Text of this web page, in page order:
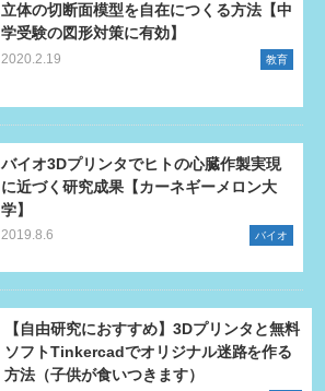
立体の切断面模型を自在につくる方法【中
学受験の図形対策に有効】
2020.2.19 教育
バイオ3Dプリンタでヒトの心臓作製実現
に近づく研究成果【カーネギーメロン大
学】
2019.8.6 バイオ
【自由研究におすすめ】3Dプリンタと無料
ソフトTinkercadでオリジナル迷路を作る
方法（子供が食いつきます）